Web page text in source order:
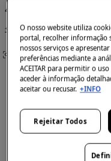
49,95 €
+2 Cores
SEMELHANTE
O nosso website utiliza
portal, recolher informação
nossos serviços e
preferências mediante a
ACEITAR para permitir o
aceder à informação
aceitar ou recusar. +INFO
Rejeitar Todos